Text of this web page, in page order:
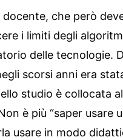
docente, che però
i limiti degli
delle tecnologie.
scorsi anni era
studio è collocata
è più “saper usare
usare in modo